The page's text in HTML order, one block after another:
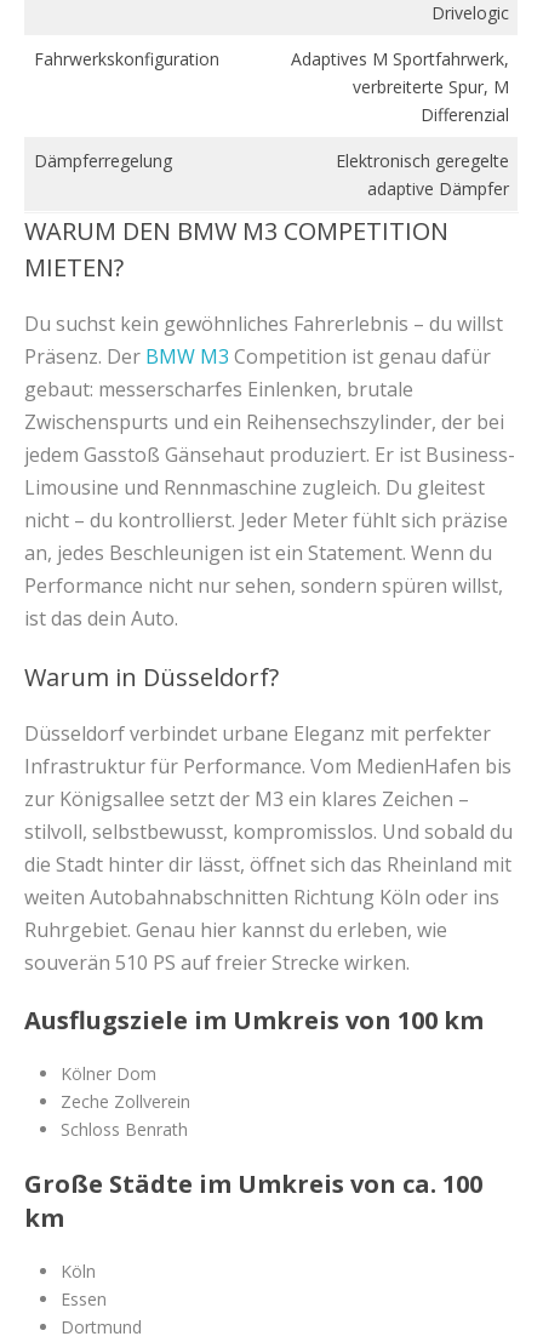
Drivelogic
Fahrwerkskonfiguration
Adaptives M Sportfahrwerk,
verbreiterte Spur, M
Differenzial
Dämpferregelung
Elektronisch geregelte
adaptive Dämpfer
WARUM DEN BMW M3 COMPETITION
MIETEN?
Du suchst kein gewöhnliches Fahrerlebnis – du willst
Präsenz. Der BMW M3 Competition ist genau dafür
gebaut: messerscharfes Einlenken, brutale
Zwischenspurts und ein Reihensechszylinder, der bei
jedem Gasstoß Gänsehaut produziert. Er ist Business-
Limousine und Rennmaschine zugleich. Du gleitest
nicht – du kontrollierst. Jeder Meter fühlt sich präzise
an, jedes Beschleunigen ist ein Statement. Wenn du
Performance nicht nur sehen, sondern spüren willst,
ist das dein Auto.
Warum in Düsseldorf?
Düsseldorf verbindet urbane Eleganz mit perfekter
Infrastruktur für Performance. Vom MedienHafen bis
zur Königsallee setzt der M3 ein klares Zeichen –
stilvoll, selbstbewusst, kompromisslos. Und sobald du
die Stadt hinter dir lässt, öffnet sich das Rheinland mit
weiten Autobahnabschnitten Richtung Köln oder ins
Ruhrgebiet. Genau hier kannst du erleben, wie
souverän 510 PS auf freier Strecke wirken.
Ausflugsziele im Umkreis von 100 km
Kölner Dom
Zeche Zollverein
Schloss Benrath
Große Städte im Umkreis von ca. 100
km
Köln
Essen
Dortmund